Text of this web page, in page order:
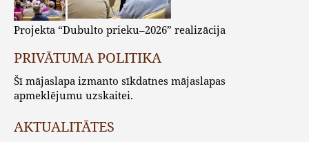
Projekta “Dubulto prieku–2026” realizācija
PRIVĀTUMA POLITIKA
Šī mājaslapa izmanto sīkdatnes mājaslapas
apmeklējumu uzskaitei.
AKTUALITĀTES